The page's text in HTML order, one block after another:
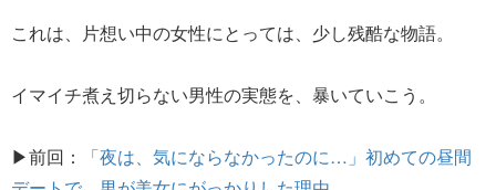
これは、片想い中の女性にとっては、少し残酷な物語。
イマイチ煮え切らない男性の実態を、暴いていこう。
▶前回：
「夜は、気にならなかったのに…」初めての昼間